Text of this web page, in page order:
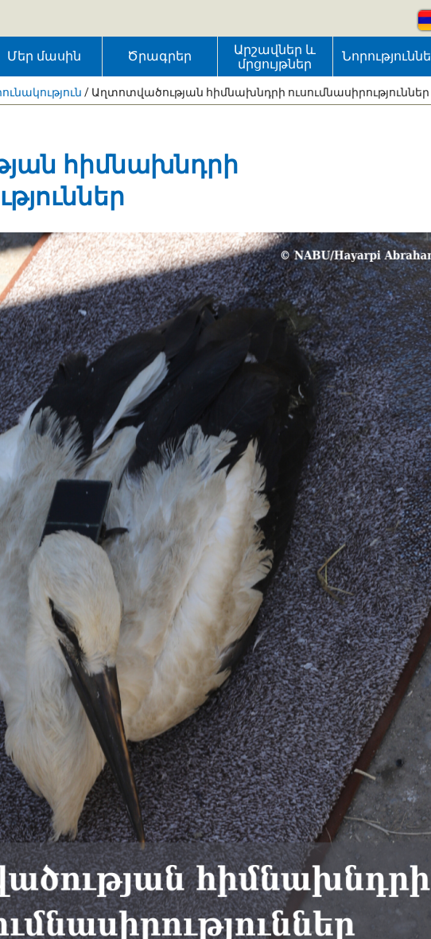
Մեր մասին Ծրագրեր
Արշավներ և
մրցույթներ
/ Աղտոտվածության հիմնախնդրի ուսումնասիրություններ
հիմնախնդրի